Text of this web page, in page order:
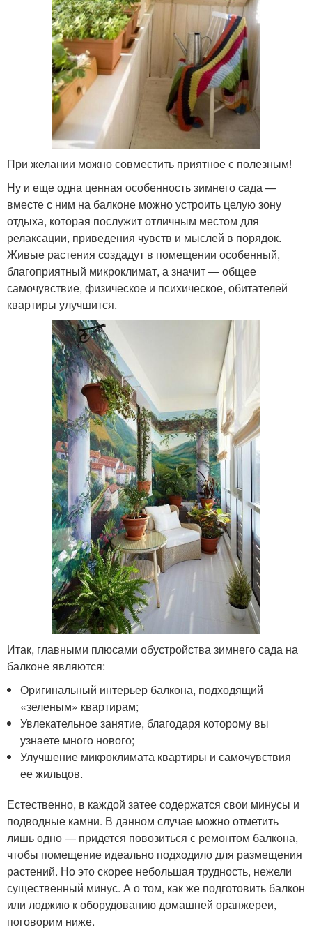
При желании можно совместить приятное с полезным!
Ну и еще одна ценная особенность зимнего сада —
вместе с ним на балконе можно устроить целую зону
отдыха, которая послужит отличным местом для
релаксации, приведения чувств и мыслей в порядок.
Живые растения создадут в помещении особенный,
благоприятный микроклимат, а значит — общее
самочувствие, физическое и психическое, обитателей
квартиры улучшится.
Итак, главными плюсами обустройства зимнего сада на
балконе являются:
Оригинальный интерьер балкона, подходящий
«зеленым» квартирам;
Увлекательное занятие, благодаря которому вы
узнаете много нового;
Улучшение микроклимата квартиры и самочувствия
ее жильцов.
Естественно, в каждой затее содержатся свои минусы и
подводные камни. В данном случае можно отметить
лишь одно — придется повозиться с ремонтом балкона,
чтобы помещение идеально подходило для размещения
растений. Но это скорее небольшая трудность, нежели
существенный минус. А о том, как же подготовить балкон
или лоджию к оборудованию домашней оранжереи,
поговорим ниже.